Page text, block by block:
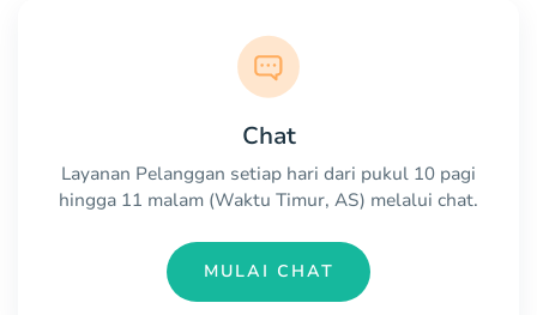
Chat
Layanan Pelanggan setiap hari dari pukul 10 pagi
hingga 11 malam (Waktu Timur, AS) melalui chat.
MULAI CHAT